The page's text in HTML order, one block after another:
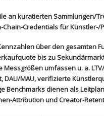
an kuratierten Sammlungen/
Chain-Credentials für
über‍ den gesamten
bis zu
umfassen u. a.
DAU/MAU, ‌verifizierte
Benchmarks dienen als
Attribution und⁣ Creator-